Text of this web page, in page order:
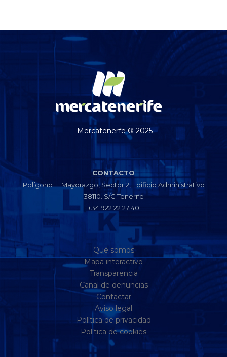
Mercatenerfe ® 2025
CONTACTO
Polígono El Mayorazgo, Sector 2, Edificio Administrativo
38110. S/C Tenerife
+34 922 22 27 40
Qué somos
Mapa interactivo
Transparencia
Canal de denuncias
Contactar
Aviso legal
Política de privacidad
Política de cookies